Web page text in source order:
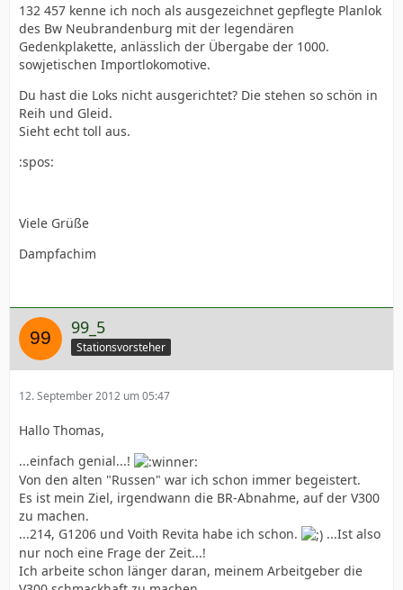
132 457 kenne ich noch als ausgezeichnet gepflegte Planlok
des Bw Neubrandenburg mit der legendären
Gedenkplakette, anlässlich der Übergabe der 1000.
sowjetischen Importlokomotive.
Du hast die Loks nicht ausgerichtet? Die stehen so schön in
Reih und Gleid.
Sieht echt toll aus.
:spos:
Viele Grüße
Dampfachim
99_5
Stationsvorsteher
12. September 2012 um 05:47
Hallo Thomas,
...einfach genial...!
Von den alten "Russen" war ich schon immer begeistert.
Es ist mein Ziel, irgendwann die BR-Abnahme, auf der V300
zu machen.
...214, G1206 und Voith Revita habe ich schon.
...Ist also
nur noch eine Frage der Zeit...!
Ich arbeite schon länger daran, meinem Arbeitgeber die